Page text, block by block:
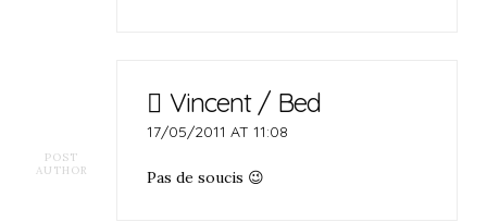
POST
AUTHOR
Vincent / Bed
17/05/2011 AT 11:08
Pas de soucis 😉